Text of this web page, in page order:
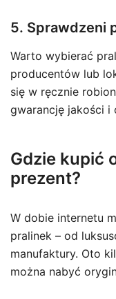
5. Sprawdzeni
Warto wybierać
producentów lub
się w ręcznie
gwarancję jakości i
Gdzie kupić
prezent?
W dobie internetu
pralinek – od
manufaktury. Oto
można nabyć